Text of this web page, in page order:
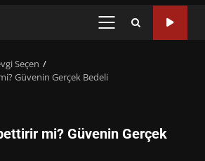
PRIMARY
Seçen
Güvenin Gerçek Bedeli
mi? Güvenin Gerçek